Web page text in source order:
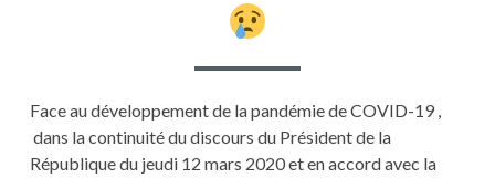
Face au développement de la pandémie de COVID-19 ,
dans la continuité du discours du Président de la
République du jeudi 12 mars 2020 et en accord avec la